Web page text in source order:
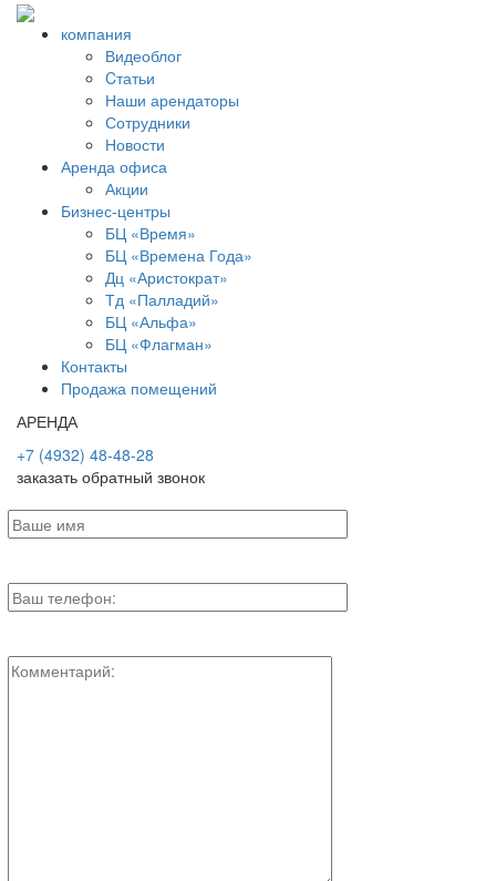
компания
Видеоблог
Cтатьи
Наши арендаторы
Сотрудники
Новости
Аренда офиса
Акции
Бизнес-центры
БЦ «Время»
БЦ «Времена Года»
Дц «Аристократ»
Тд «Палладий»
БЦ «Альфа»
БЦ «Флагман»
Контакты
Продажа помещений
АРЕНДА
+7 (4932) 48-48-28
заказать обратный звонок